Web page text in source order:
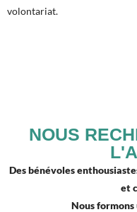
volontariat.
NOUS
Des bénévoles
et
Nous formons